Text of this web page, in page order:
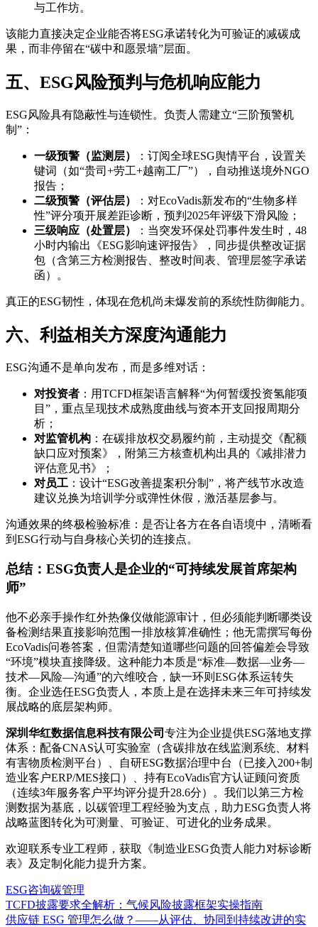
与工作坊。
该能力直接决定企业能否将ESG承诺转化为可验证的减碳成
果，而非停留在“碳中和愿景墙”层面。
五、ESG风险预判与危机响应能力
ESG风险具有隐蔽性与连锁性。负责人需建立“三阶预警机
制”：
一级预警（监测层）
：订阅全球ESG舆情平台，设置关
键词（如“贵司+劳工+越南工厂”），自动推送境外NGO
报告；
二级预警（评估层）
：对EcoVadis新发布的“生物多样
性”评分项开展差距诊断，预判2025年评级下滑风险；
三级响应（处置层）
：当突发环保处罚事件发生时，48
小时内输出《ESG影响速评报告》，同步提供整改证据
包（含第三方检测报告、整改时间表、管理层签字承诺
函）。
真正的ESG韧性，体现在危机尚未爆发前的系统性防御能力。
六、利益相关方深度沟通能力
ESG沟通不是单向发布，而是多维对话：
对投资者 ：用TCFD框架语言解释“为何暂缓投资氢能项
目”，重点呈现技术成熟度曲线与资本开支回报周期分
析；
对监管机构 ：在碳排放权交易履约前，主动提交《配额
缺口应对预案》，附第三方核查机构出具的《减排潜力
评估意见书》；
对员工 ：设计“ESG改善提案积分制”，将产线节水改造
建议兑换为培训学分或弹性休假，激活基层参与。
沟通效果的终极检验标准：是否让各方在各自语境中，清晰看
到ESG行动与自身核心关切的连接点。
总结：ESG负责人是企业的“可持续发展首席架构
师”
他不必亲手操作红外热像仪做能源审计，但必须能判断哪类设
备检测结果直接影响范围一排放核算准确性；他无需撰写每份
EcoVadis问卷答案，但需清楚知道哪些问题的回答偏差会导致
“环境”模块直接降级。这种能力本质是“标准—数据—业务—
技术—风险—沟通”的六维咬合，缺一环则ESG体系运转失
衡。企业选任ESG负责人，本质上是在选择未来三年可持续发
展战略的底层架构师。
深圳华红数据信息科技有限公司 专注为企业提供ESG落地支撑
体系：配备CNAS认可实验室（含碳排放在线监测系统、材料
有害物质检测平台）、自研ESG数据治理中台（已接入200+制
造业客户ERP/MES接口）、持有EcoVadis官方认证顾问资质
（连续3年服务客户平均评分提升28.6分）。我们以第三方检
测数据为基底，以碳管理工程经验为支点，助力ESG负责人将
战略蓝图转化为可测量、可验证、可进化的业务成果。
欢迎联系专业工程师，获取《制造业ESG负责人能力对标诊断
表》及定制化能力提升方案。
ESG咨询碳管理
TCFD披露要求全解析：气候风险披露框架实操指南
供应链 ESG 管理怎么做？——从评估、协同到持续改进的实